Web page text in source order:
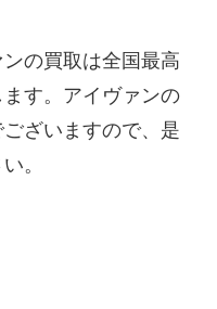
の買取は全国最高
す。アイヴァンの
ざいますので、是
。